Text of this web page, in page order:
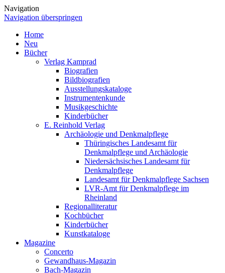
Navigation
Navigation überspringen
Home
Neu
Bücher
Verlag Kamprad
Biografien
Bildbiografien
Ausstellungskataloge
Instrumentenkunde
Musikgeschichte
Kinderbücher
E. Reinhold Verlag
Archäologie und Denkmalpflege
Thüringisches Landesamt für
Denkmalpflege und Archäologie
Niedersächsisches Landesamt für
Denkmalpflege
Landesamt für Denkmalpflege Sachsen
LVR-Amt für Denkmalpflege im
Rheinland
Regionalliteratur
Kochbücher
Kinderbücher
Kunstkataloge
Magazine
Concerto
Gewandhaus-Magazin
Bach-Magazin